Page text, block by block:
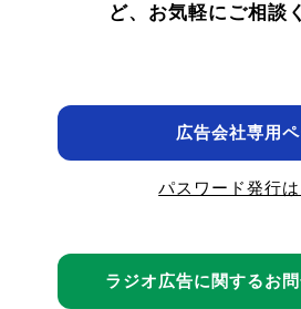
オンエア楽曲一覧
ど、お気軽にご相談
広告会社専用
パスワード発行
ラジオ広告に関するお